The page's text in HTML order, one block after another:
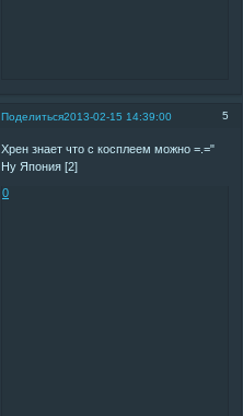
Поделиться 5
2013-02-15 14:39:00
Хрен знает что с косплеем можно =.="
Ну Япония [2]
0